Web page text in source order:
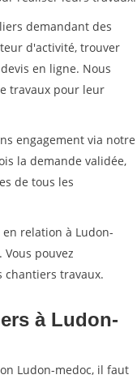
demandant des
d'activité, trouver
en ligne. Nous
travaux pour leur
engagement via notre
la demande validée,
de tous les
relation à Ludon-
pouvez
travaux.
à Ludon-
Ludon-medoc, il faut